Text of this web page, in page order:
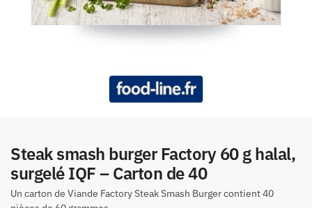
Steak smash burger Factory 60 g halal,
surgelé IQF – Carton de 40
Un carton de Viande Factory Steak Smash Burger contient 40